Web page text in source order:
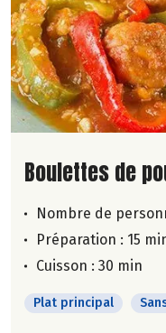
Lire la suite
Boulettes de
Nombre de
Préparation : 15
Cuisson : 30 min
Plat principal